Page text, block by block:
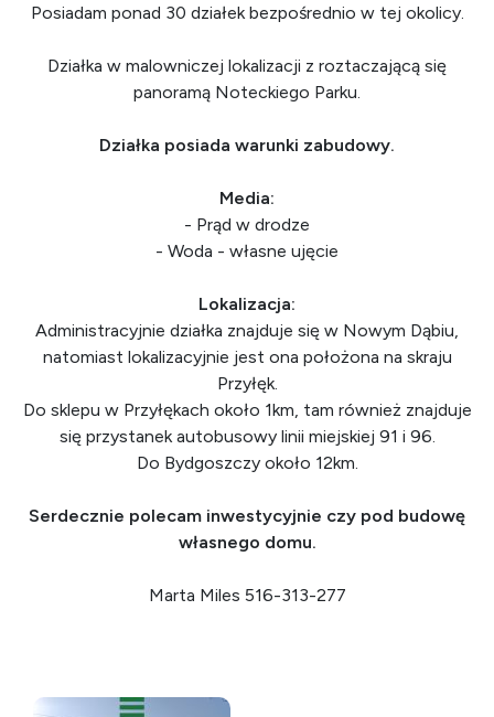
Posiadam ponad 30 działek bezpośrednio w tej okolicy.
Działka w malowniczej lokalizacji z roztaczającą się
panoramą Noteckiego Parku.
Działka posiada warunki zabudowy.
Media:
- Prąd w drodze
- Woda - własne ujęcie
Lokalizacja:
Administracyjnie działka znajduje się w Nowym Dąbiu,
natomiast lokalizacyjnie jest ona położona na skraju
Przyłęk.
Do sklepu w Przyłękach około 1km, tam również znajduje
się przystanek autobusowy linii miejskiej 91 i 96.
Do Bydgoszczy około 12km.
Serdecznie polecam inwestycyjnie czy pod budowę
własnego domu.
Marta Miles 516-313-277